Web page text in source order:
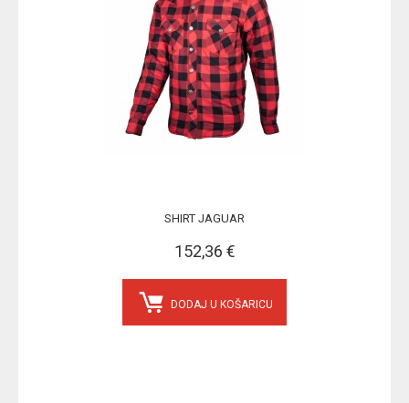
SHIRT JAGUAR
152,36 €
DODAJ U KOŠARICU